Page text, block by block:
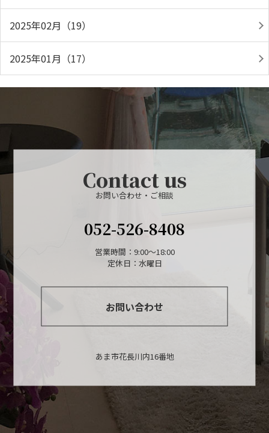
2025年02月（19）
2025年01月（17）
Contact us
お問い合わせ・ご相談
052-526-8408
営業時間：9:00～18:00
定休日：水曜日
お問い合わせ
あま市花長川内16番地